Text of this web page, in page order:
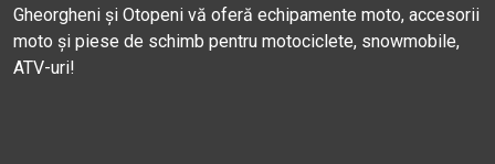
Gheorgheni și Otopeni vă oferă echipamente moto, accesorii
moto și piese de schimb pentru motociclete, snowmobile,
ATV-uri!